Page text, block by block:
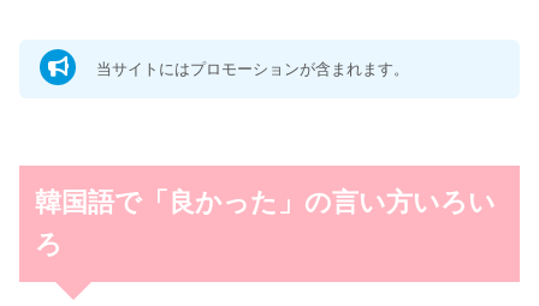
当サイトにはプロモーションが含まれます。
韓国語で「良かった」の言い方いろい
ろ